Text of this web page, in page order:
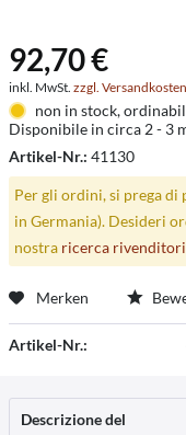
92,70 €
inkl. MwSt. zzgl. Versandkosten
non in stock,
Disponibile in circa 2 - 3
Artikel-Nr.: 41130
Per gli ordini, si prega di
in Germania). Desideri
nostra ricerca rivenditori
Merken
Artikel-Nr.:
Descrizione del